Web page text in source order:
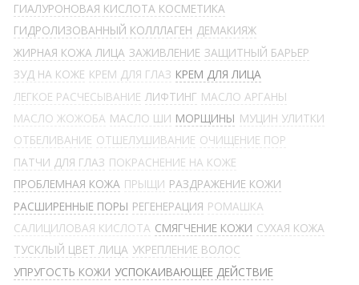
ГИАЛУРОНОВАЯ КИСЛОТА КОСМЕТИКА
ГИДРОЛИЗОВАННЫЙ КОЛЛЛАГЕН ДЕМАКИЯЖ
ЖИРНАЯ КОЖА ЛИЦА ЗАЖИВЛЕНИЕ ЗАЩИТНЫЙ БАРЬЕР
ЗУД НА КОЖЕ КРЕМ ДЛЯ ГЛАЗ КРЕМ ДЛЯ ЛИЦА
ЛЕГКОЕ РАСЧЕСЫВАНИЕ ЛИФТИНГ МАСЛО АРГАНЫ
МАСЛО ЖОЖОБА МАСЛО ШИ МОРЩИНЫ МУЦИН УЛИТКИ
ОТБЕЛИВАНИЕ ОТШЕЛУШИВАНИЕ ОЧИЩЕНИЕ ПОР
ПАТЧИ ДЛЯ ГЛАЗ ПОКРАСНЕНИЕ НА КОЖЕ
ПРОБЛЕМНАЯ КОЖА ПРЫЩИ РАЗДРАЖЕНИЕ КОЖИ
РАСШИРЕННЫЕ ПОРЫ РЕГЕНЕРАЦИЯ РОМАШКА
САЛИЦИЛОВАЯ КИСЛОТА СМЯГЧЕНИЕ КОЖИ СУХАЯ КОЖА
ТУСКЛЫЙ ЦВЕТ ЛИЦА УКРЕПЛЕНИЕ ВОЛОС
УПРУГОСТЬ КОЖИ УСПОКАИВАЮЩЕЕ ДЕЙСТВИЕ